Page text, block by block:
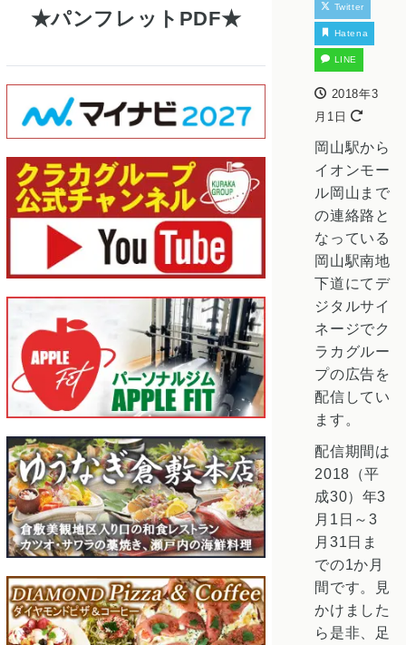
パンフレットPDF
Twitter
Hatena
LINE
2018年3
月1日
岡山駅から
イオンモー
ル岡山まで
の連絡路と
なっている
岡山駅南地
下道にてデ
ジタルサイ
ネージでク
ラカグルー
プの広告を
配信してい
ます。
配信期間は
2018（平
成30）年3
月1日～3
月31日ま
での1か月
間です。見
かけました
ら是非、足